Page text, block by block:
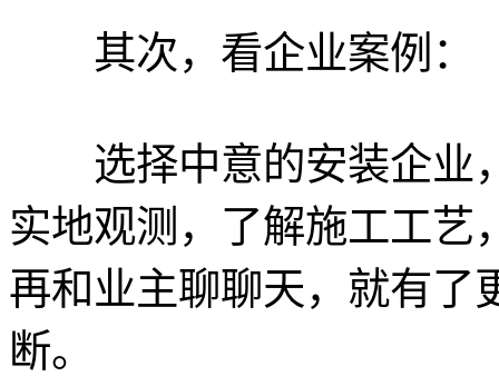
其次，看企业案例：
选择中意的安装企业
实地观测，了解施工工艺
再和业主聊聊天，就有了
断。